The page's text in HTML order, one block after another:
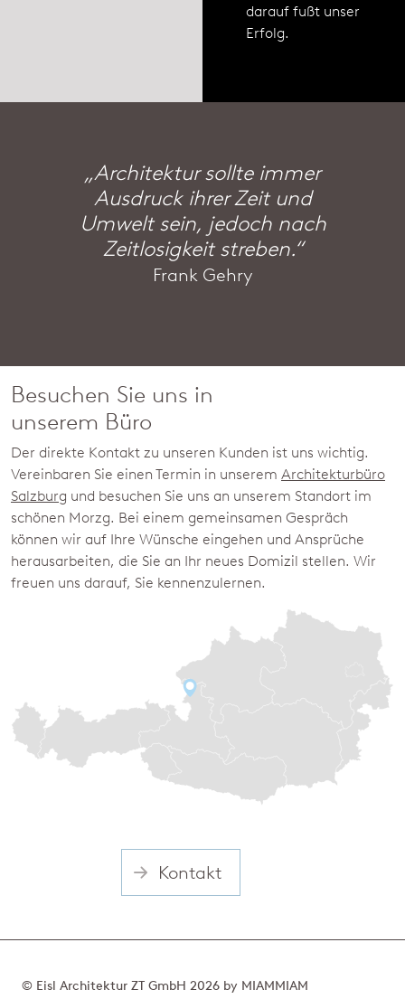
darauf fußt unser
Erfolg.
„Architektur sollte immer
Ausdruck ihrer Zeit und
Umwelt sein, jedoch nach
Zeitlosigkeit streben.“
Frank Gehry
Besuchen Sie uns in
unserem Büro
Der direkte Kontakt zu unseren Kunden ist uns wichtig.
Vereinbaren Sie einen Termin in unserem Architekturbüro
Salzburg und besuchen Sie uns an unserem Standort im
schönen Morzg. Bei einem gemeinsamen Gespräch
können wir auf Ihre Wünsche eingehen und Ansprüche
herausarbeiten, die Sie an Ihr neues Domizil stellen. Wir
freuen uns darauf, Sie kennenzulernen.
Kontakt
© Eisl Architektur ZT GmbH 2026 by MIAMMIAM